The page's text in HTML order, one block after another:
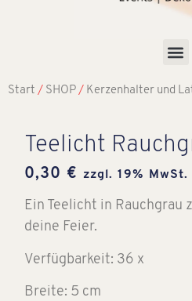
Start / SHOP / Kerzenhalter und
Teelicht
0,30 € zzgl. 19% MwSt.
Ein Teelicht in Rauchgrau
deine Feier.
Verfügbarkeit: 36 x
Breite: 5 cm